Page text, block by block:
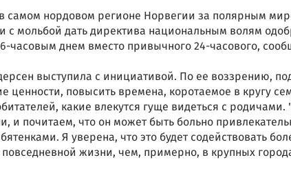
самом нордовом регионе Норвегии за полярным
с мольбой дать директива национальным волям
часовым днем вместо привычного 24-часового,
выступила с инициативой. По ее воззрению,
ценности, повысить времена, коротаемое в кругу
какие влекутся гуще видеться с
и почитаем, что он может быть больно
Я уверена, что это будет содействовать
жизни, чем, примерно, в крупных